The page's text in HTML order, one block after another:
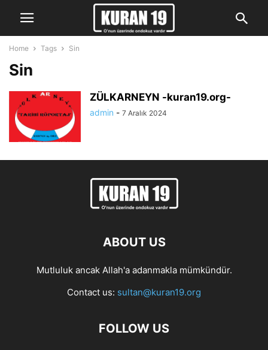
Home Tags Sin
Sin
ZÜLKARNEYN -kuran19.org-
admin - 7 Aralık 2024
ABOUT US
Mutluluk ancak Allah'a adanmakla mümkündür.
Contact us: sultan@kuran19.org
FOLLOW US